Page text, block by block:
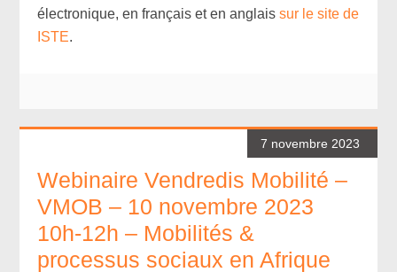
électronique, en français et en anglaissur le site de
ISTE.
7 novembre 2023
Webinaire Vendredis Mobilité –
VMOB – 10 novembre 2023
10h-12h – Mobilités &
processus sociaux en Afrique